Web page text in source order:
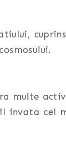
multe
invata